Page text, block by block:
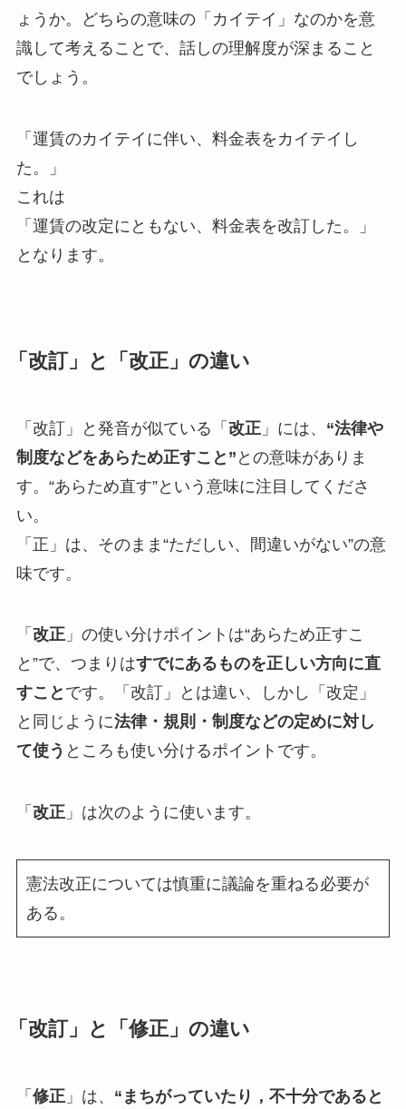
ょうか。どちらの意味の「カイテイ」なのかを意
識して考えることで、話しの理解度が深まること
でしょう。
「運賃のカイテイに伴い、料金表をカイテイし
た。」
これは
「運賃の改定にともない、料金表を改訂した。」
となります。
「改訂」と「改正」の違い
「改訂」と発音が似ている「 改正」には、 “法律や
制度などをあらため正すこと” との意味がありま
す。“あらため直す”という意味に注目してくださ
い。
「正」は、そのまま“ただしい、間違いがない”の意
味です。
「 改正」の使い分けポイントは“あらため正すこ
と”で、つまりはすでにあるものを正しい方向に直
すこと です。「改訂」とは違い、しかし「改定」
と同じように法律・規則・制度などの定めに対し
て使う ところも使い分けるポイントです。
「 改正」は次のように使います。
憲法改正については慎重に議論を重ねる必要が
ある。
「改訂」と「修正」の違い
「 修正」は、 “まちがっていたり，不十分であると